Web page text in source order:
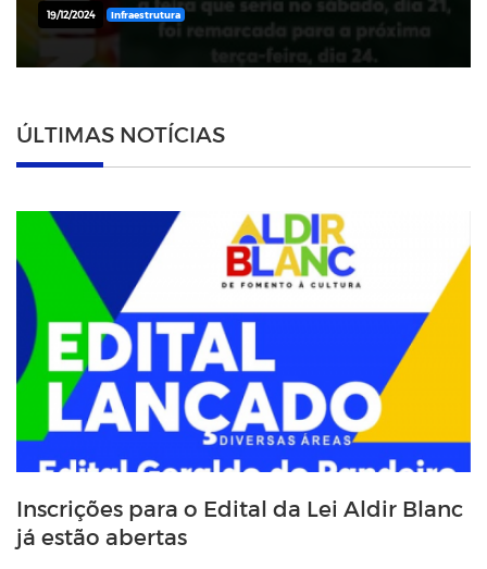
19/12/2024 Infraestrutura
ÚLTIMAS NOTÍCIAS
Inscrições para o Edital da Lei Aldir Blanc
já estão abertas